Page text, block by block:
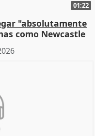
01:22
"absolutamente
como Newcastle